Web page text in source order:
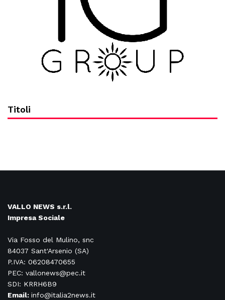
Titoli
VALLO NEWS s.r.l.
Impresa Sociale
Via Fosso del Mulino, snc
84037 Sant'Arsenio (SA)
P.IVA: 06208470655
PEC: vallonews@pec.it
SDI: KRRH6B9
Email: info@italia2news.it